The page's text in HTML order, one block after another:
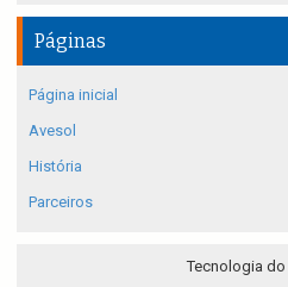
Páginas
Página inicial
Avesol
História
Parceiros
Tecnologia do